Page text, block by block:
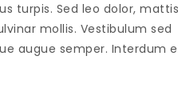
turpis. Sed leo dolor,
mollis. Vestibulum sed
augue semper. Interdum